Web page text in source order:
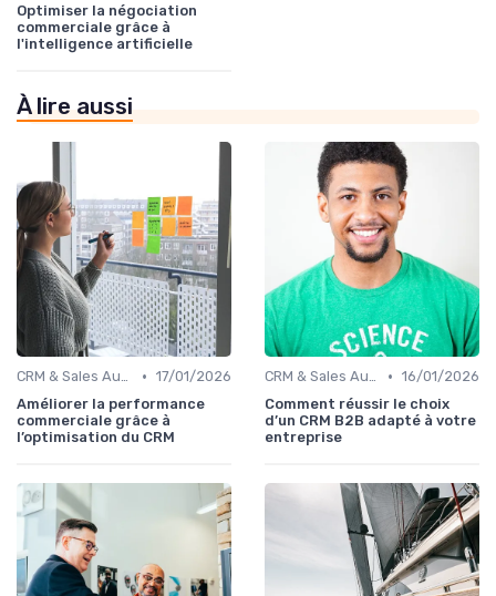
Optimiser la négociation
commerciale grâce à
l'intelligence artificielle
À lire aussi
CRM & Sales Automation • 17/01/2026
Améliorer la performance
commerciale grâce à
l’optimisation du CRM
CRM & Sales Automation • 16/01/2026
Comment réussir le choix
d’un CRM B2B adapté à votre
entreprise